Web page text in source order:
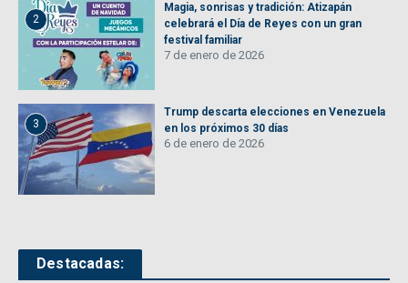
2
Magia, sonrisas y tradición: Atizapán
celebrará el Día de Reyes con un gran
festival familiar
7 de enero de 2026
3
Trump descarta elecciones en Venezuela
en los próximos 30 días
6 de enero de 2026
Destacadas: